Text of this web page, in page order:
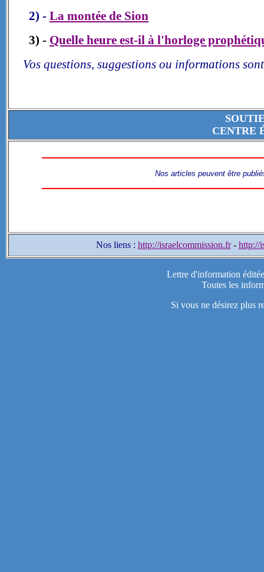
2) - La montée de Sion
3) - Quelle heure est-il à l'horloge
Vos questions, suggestions ou informations
CENTRE
Nos articles peuvent être
Nos liens : http://israelcommission.fr- http://
Lettre d'information
Toutes les
Si vous ne désirez plus